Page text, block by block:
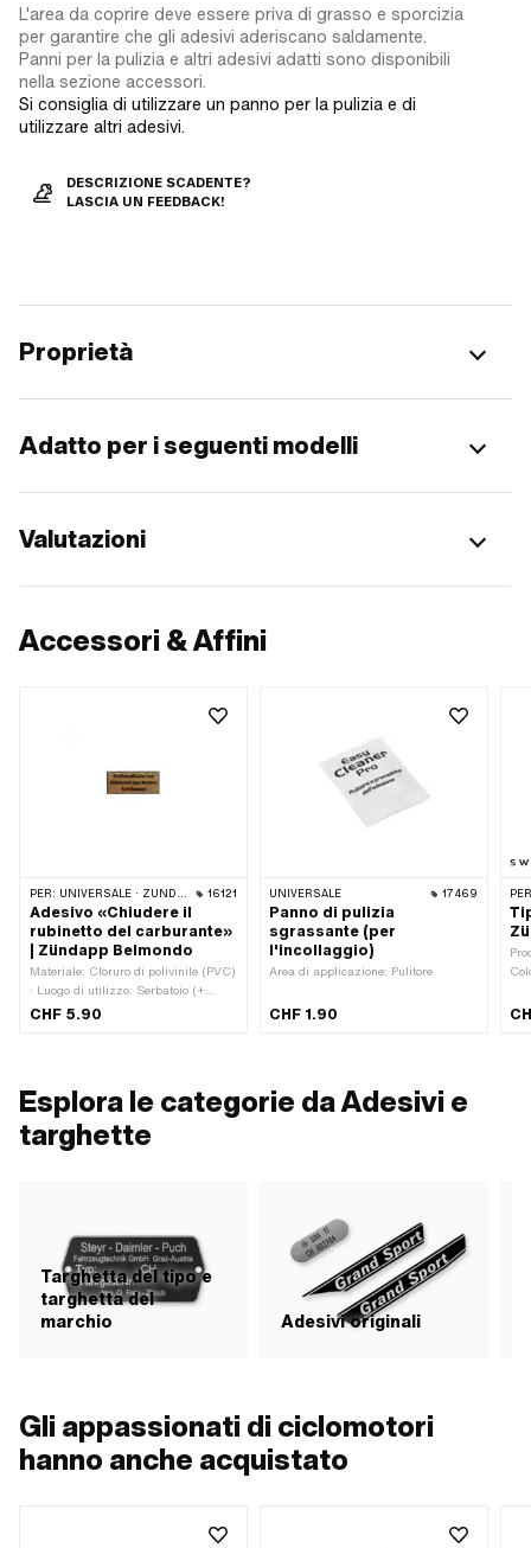
L'area da coprire deve essere priva di grasso e sporcizia
per garantire che gli adesivi aderiscano saldamente.
Panni per la pulizia e altri adesivi adatti sono disponibili
nella sezione accessori.
Si consiglia di utilizzare un panno per la pulizia e di
utilizzare altri adesivi.
DESCRIZIONE SCADENTE?
LASCIA UN FEEDBACK!
Proprietà
Adatto per i seguenti modelli
Valutazioni
Accessori & Affini
PER: UNIVERSALE · ZÜNDAPP 16121
Adesivo «Chiudere il
rubinetto del carburante»
| Zündapp Belmondo
Materiale: Cloruro di polivinile (PVC)
· Luogo di utilizzo: Serbatoio (+
telaio) · Composizione posteriore:
CHF 5.90
UNIVERSALE 17469
Panno di pulizia
sgrassante (per
l'incollaggio)
Area di applicazione: Pulitore
CHF 1.90
Esplora le categorie da Adesivi e
targhette
Targhetta del tipo e
targhetta del
marchio
Adesivi originali
Gli appassionati di ciclomotori
hanno anche acquistato